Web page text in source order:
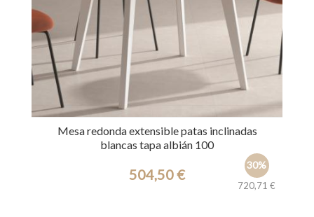
Mesa redonda extensible patas inclinadas
blancas tapa albián 100
30%
720,71 €
504,50 €